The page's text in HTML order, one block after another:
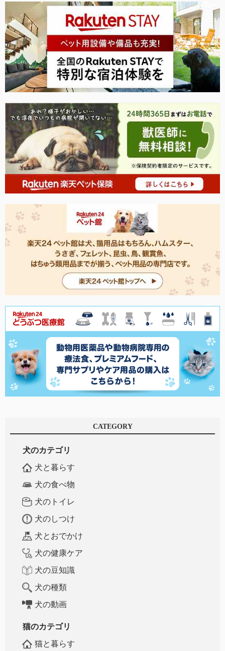
CATEGORY
犬のカテゴリ
犬と暮らす
犬の食べ物
犬のトイレ
犬のしつけ
犬とおでかけ
犬の健康ケア
犬の豆知識
犬の種類
犬の動画
猫のカテゴリ
猫と暮らす